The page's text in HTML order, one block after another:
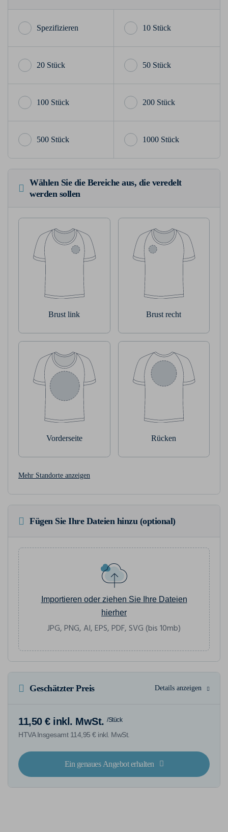
10 Stück
20 Stück 50 Stück
100 Stück 200 Stück
500 Stück 1000 Stück
Wählen Sie die Bereiche aus, die veredelt
werden sollen
Brust link Brust recht
Vorderseite Rücken
Mehr Standorte anzeigen
Fügen Sie Ihre Dateien hinzu (optional)
Importieren oder ziehen Sie Ihre Dateien
hierher
JPG, PNG, AI, EPS, PDF, SVG (bis 10mb)
Geschätzter Preis Details anzeigen
11,50 € inkl. MwSt. /Stück
HTVA Insgesamt 114,95 € inkl. MwSt.
Ein genaues Angebot erhalten